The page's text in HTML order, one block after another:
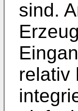
sind.
relativ